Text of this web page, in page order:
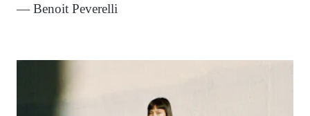
— Benoit Peverelli